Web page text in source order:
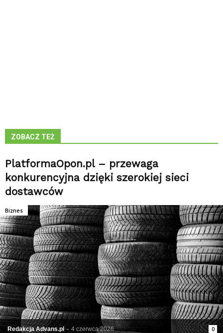
ZOBACZ TEŻ
PlatformaOpon.pl – przewaga
konkurencyjna dzięki szerokiej sieci
dostawców
Redakcja Advans.pl - 4 czerwca 2026 0
Biznes